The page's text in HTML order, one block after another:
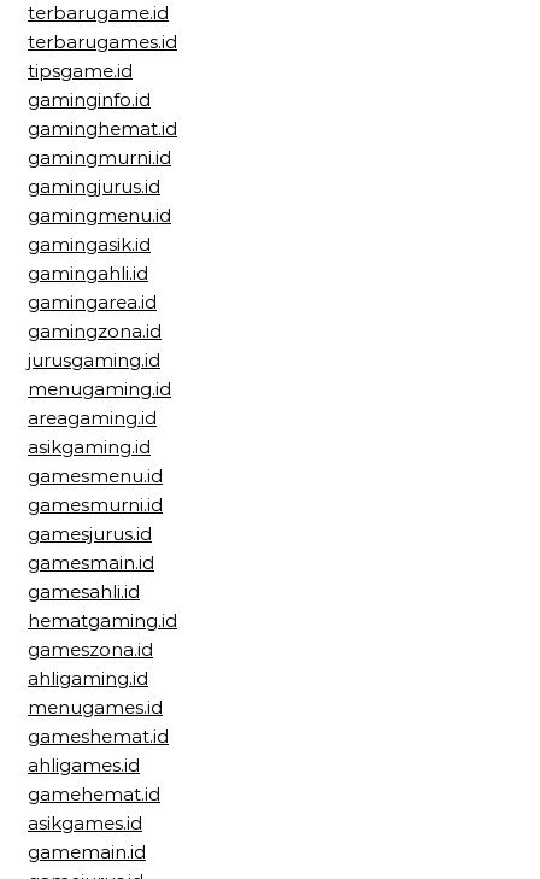
terbarugame.id
terbarugames.id
tipsgame.id
gaminginfo.id
gaminghemat.id
gamingmurni.id
gamingjurus.id
gamingmenu.id
gamingasik.id
gamingahli.id
gamingarea.id
gamingzona.id
jurusgaming.id
menugaming.id
areagaming.id
asikgaming.id
gamesmenu.id
gamesmurni.id
gamesjurus.id
gamesmain.id
gamesahli.id
hematgaming.id
gameszona.id
ahligaming.id
menugames.id
gameshemat.id
ahligames.id
gamehemat.id
asikgames.id
gamemain.id